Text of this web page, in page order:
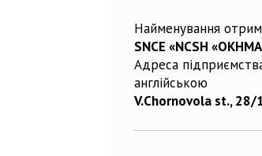
Найменування
SNCE «NCSH
Адреса
англійською
V.Chornovola st., 28/